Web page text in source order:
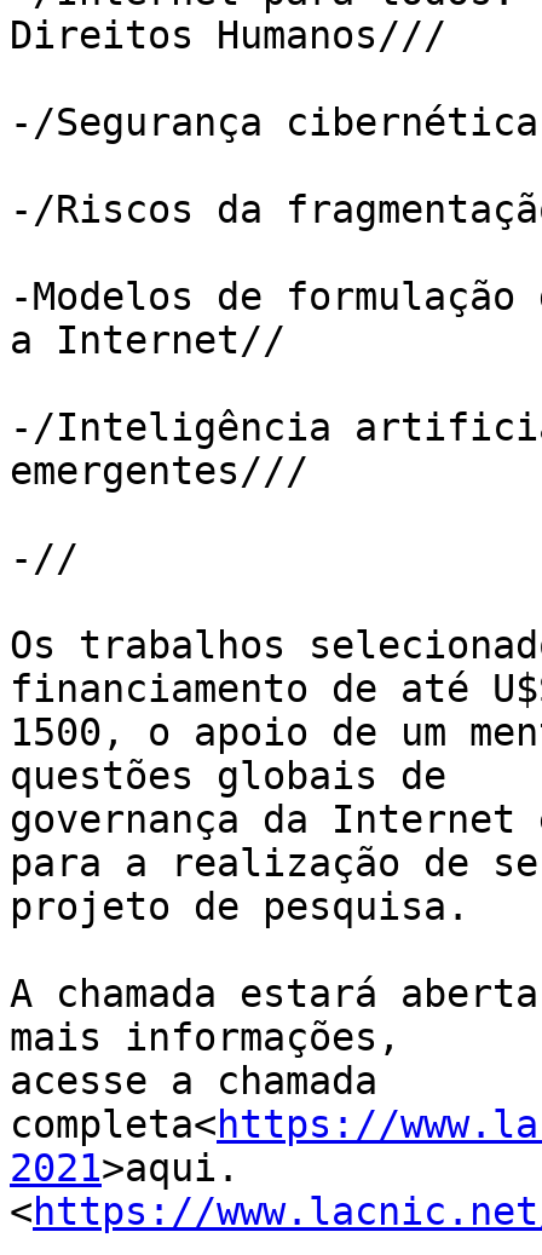
Direitos Humanos///
-/Segurança
-/Riscos da
-Modelos de
a Internet//
-/Inteligência
emergentes///
-//
Os trabalhos
financiamento de até
1500, o apoio de um
questões globais de
governança da Internet
para a realização de
projeto de pesquisa.
A chamada estará
mais informações,
acesse a chamada
completa<https://
2021>aqui.
<https://